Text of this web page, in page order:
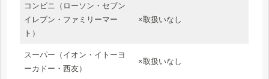
コンビニ（ローソン・セブン
イレブン・ファミリーマー
ト）
×取扱いなし
スーパー（イオン・イトーヨ
ーカドー・西友）
×取扱いなし